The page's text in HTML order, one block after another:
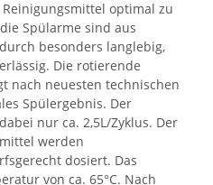
optimal zu
Spülarme sind aus
besonders langlebig,
Die rotierende
nach neuesten technischen
Spülergebnis. Der
nur ca. 2,5L/Zyklus. Der
werden
dosiert. Das
von ca. 65°C. Nach